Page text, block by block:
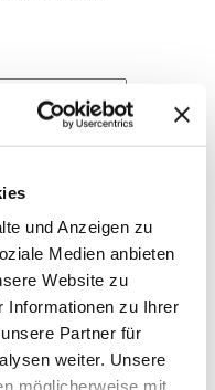
und Anzeigen zu
Medien anbieten
Website zu
Informationen zu Ihrer
Partner für
weiter. Unsere
möglicherweise mit